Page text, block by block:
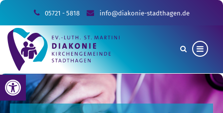
Werkzeugleiste öffnen
05721 - 5818 info@diakonie-stadthagen.de